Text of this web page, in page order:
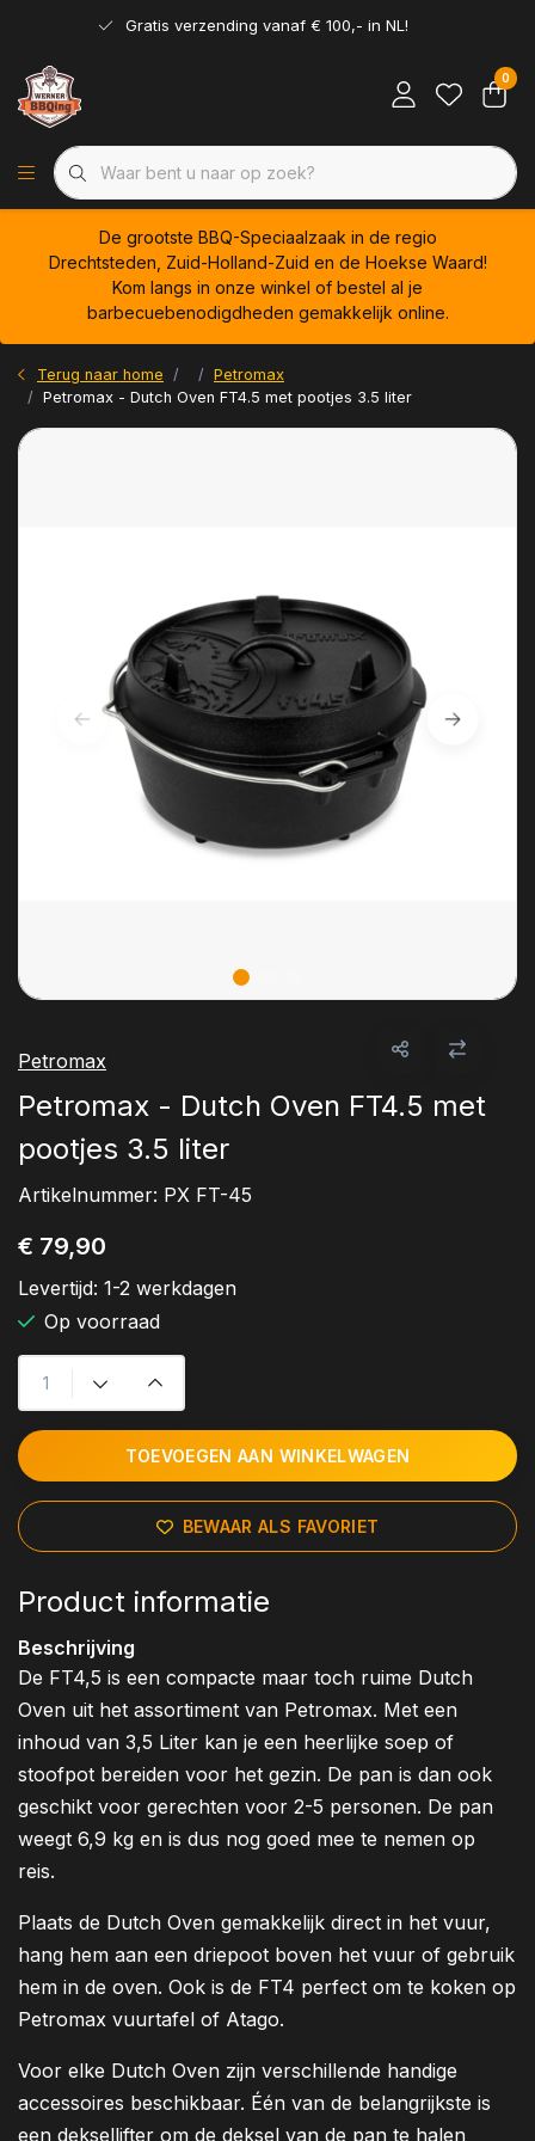
Gratis verzending vanaf € 100,- in NL!
0
De grootste BBQ-Speciaalzaak in de regio
Drechtsteden, Zuid-Holland-Zuid en de Hoekse Waard!
Kom langs in onze winkel of bestel al je
barbecuebenodigdheden gemakkelijk online.
Terug naar home
Petromax
Petromax - Dutch Oven FT4.5 met pootjes 3.5 liter
Petromax
Petromax - Dutch Oven FT4.5 met
pootjes 3.5 liter
Artikelnummer: PX FT-45
€ 79,90
Levertijd: 1-2 werkdagen
Op voorraad
TOEVOEGEN AAN WINKELWAGEN
BEWAAR ALS FAVORIET
Product informatie
Beschrijving
De FT4,5 is een compacte maar toch ruime Dutch
Oven uit het assortiment van Petromax. Met een
inhoud van 3,5 Liter kan je een heerlijke soep of
stoofpot bereiden voor het gezin. De pan is dan ook
geschikt voor gerechten voor 2-5 personen. De pan
weegt 6,9 kg en is dus nog goed mee te nemen op
reis.
Plaats de Dutch Oven gemakkelijk direct in het vuur,
hang hem aan een driepoot boven het vuur of gebruik
hem in de oven. Ook is de FT4 perfect om te koken op
Petromax vuurtafel of Atago.
Voor elke Dutch Oven zijn verschillende handige
accessoires beschikbaar. Één van de belangrijkste is
een deksellifter om de deksel van de pan te halen